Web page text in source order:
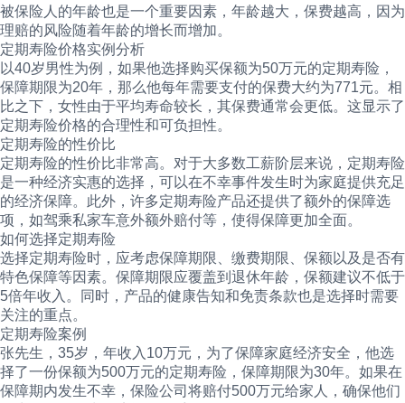
被保险人的年龄也是一个重要因素，年龄越大，保费越高，因为
理赔的风险随着年龄的增长而增加。
定期寿险价格实例分析
以40岁男性为例，如果他选择购买保额为50万元的定期寿险，
保障期限为20年，那么他每年需要支付的保费大约为771元。相
比之下，女性由于平均寿命较长，其保费通常会更低。这显示了
定期寿险价格的合理性和可负担性。
定期寿险的性价比
定期寿险的性价比非常高。对于大多数工薪阶层来说，定期寿险
是一种经济实惠的选择，可以在不幸事件发生时为家庭提供充足
的经济保障。此外，许多定期寿险产品还提供了额外的保障选
项，如驾乘私家车意外额外赔付等，使得保障更加全面。
如何选择定期寿险
选择定期寿险时，应考虑保障期限、缴费期限、保额以及是否有
特色保障等因素。保障期限应覆盖到退休年龄，保额建议不低于
5倍年收入。同时，产品的健康告知和免责条款也是选择时需要
关注的重点。
定期寿险案例
张先生，35岁，年收入10万元，为了保障家庭经济安全，他选
择了一份保额为500万元的定期寿险，保障期限为30年。如果在
保障期内发生不幸，保险公司将赔付500万元给家人，确保他们